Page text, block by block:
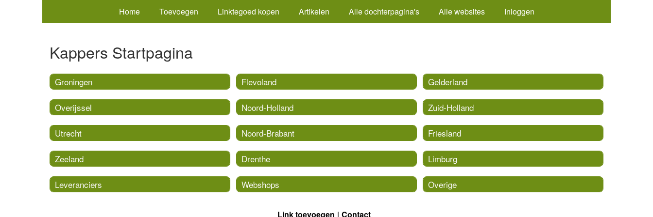
Home Toevoegen Linktegoed kopen Artikelen Alle dochterpagina's Alle websites Inloggen
Kappers Startpagina
Groningen
Overijssel
Utrecht
Zeeland
Leveranciers
Flevoland
Noord-Holland
Noord-Brabant
Drenthe
Webshops
Gelderland
Zuid-Holland
Friesland
Limburg
Overige
Link toevoegen Contact